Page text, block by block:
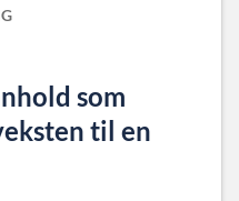
som
til en